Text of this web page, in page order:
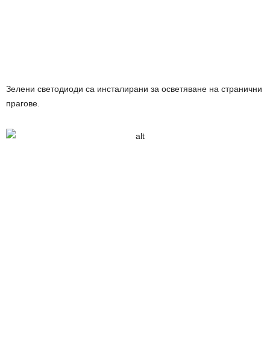
Зелени светодиоди са инсталирани за осветяване на странични
прагове.